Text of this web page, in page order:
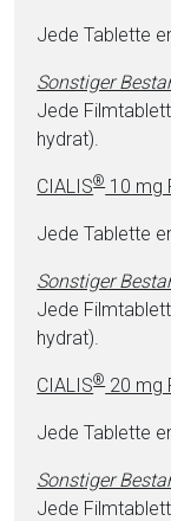
Jede Ta­blet­te
Sonstiger
Jede
hy­drat).
CIALIS®10 mg
Jede Ta­blet­te
Sonstiger
Jede
hy­drat).
CIALIS®20 mg
Jede Ta­blet­te
Sonstiger
Jede